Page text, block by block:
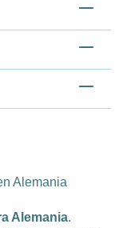
Alemania
Alemania.